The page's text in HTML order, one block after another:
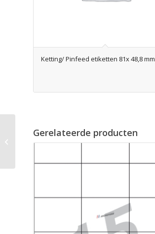
Ketting/ Pinfeed etiketten 81x 48,8 mm
Gerelateerde producten
Ketting/ Pinfeed etiketten 89x 36,1